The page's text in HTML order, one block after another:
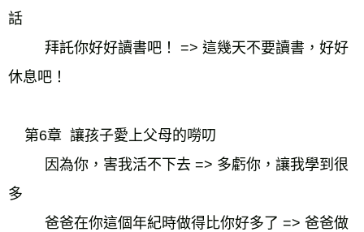
話
拜託你好好讀書吧！ => 這幾天不要讀書，好好
休息吧！
    第6章  讓孩子愛上父母的嘮叨
因為你，害我活不下去 => 多虧你，讓我學到很
多
爸爸在你這個年紀時做得比你好多了 => 爸爸做